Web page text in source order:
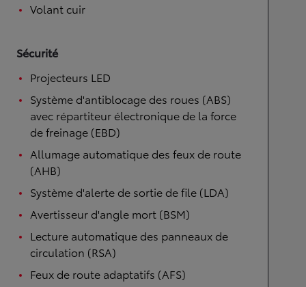
Volant cuir
Sécurité
Projecteurs LED
Système d'antiblocage des roues (ABS)
avec répartiteur électronique de la force
de freinage (EBD)
Allumage automatique des feux de route
(AHB)
Système d'alerte de sortie de file (LDA)
Avertisseur d'angle mort (BSM)
Lecture automatique des panneaux de
circulation (RSA)
Feux de route adaptatifs (AFS)